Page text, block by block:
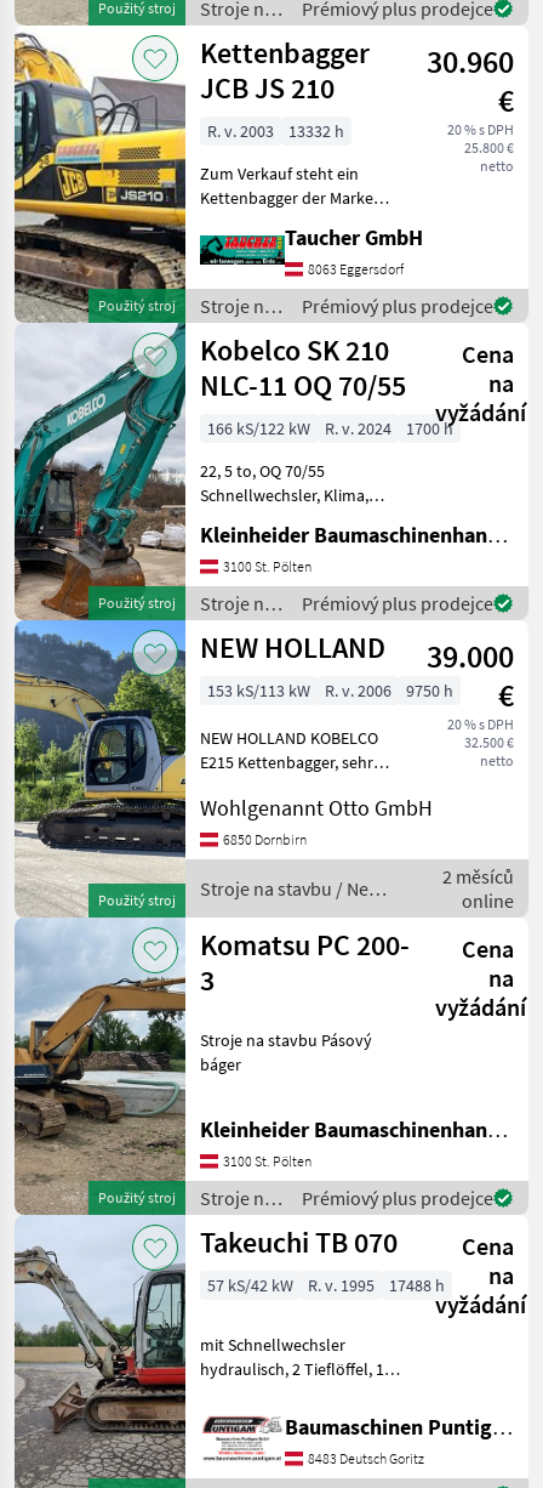
Použitý stroj
14.700 kg Der B
Stroje na
stavbu /
Takeuchi
Prémiový plus prodejce
Použitý stroj
Kettenbagger
JCB JS 210
30.960
€
20 % s DPH
25.800 €
netto
R. v. 2003
13332 h
Zum Verkauf steht ein
Kettenbagger der Marke
Zustand. Baujahr: 2003
Betriebsstunden: 13.332 h
Einsatzgewicht: 22.000 kg
Der Bagger
Taucher GmbH
8063 Eggersdorf
Stroje na
stavbu /
JCB
Prémiový plus prodejce
Použitý stroj
Kobelco SK 210
NLC-11 OQ 70/55
Cena
na
vyžádání
166 kS/122 kW R. v. 2024
1700 h
22, 5 to, OQ 70/55
Schnellwechsler, Klima,
stavbu Pásový báger
Kleinheider Baumaschinenhandel GmbH.
3100 St. Pölten
Stroje na
stavbu /
Kobelco
Prémiový plus prodejce
Použitý stroj
NEW HOLLAND
39.000
€
20 % s DPH
32.500 €
netto
153 kS/113 kW R. v. 2006 9750 h
NEW HOLLAND KOBELCO
E215 Kettenbagger, sehr
hydraulischem
Schnellwechsler BMT02,
Zahnlöffel Stroje na stavbu
Pásový báger
Wohlgenannt Otto GmbH
6850 Dornbirn
Stroje na stavbu / New
Holland
2 měsíců
online
Použitý stroj
Komatsu PC 200-
3
Cena
na
vyžádání
Stroje na stavbu Pásový
báger
Kleinheider Baumaschinenhandel GmbH.
3100 St. Pölten
Stroje na
stavbu /
Komatsu
Prémiový plus prodejce
Takeuchi TB 070
Cena
na
vyžádání
57 kS/42 kW R. v. 1995 17488 h
mit Schnellwechsler
hydraulisch, 2 Tieflöffel, 1
Referenznummer: 19751
Baumaschinen Puntigam
GmbH Unser Spezialgebiet:
Baumaschinen Puntigam GmbH
8483 Deutsch Goritz